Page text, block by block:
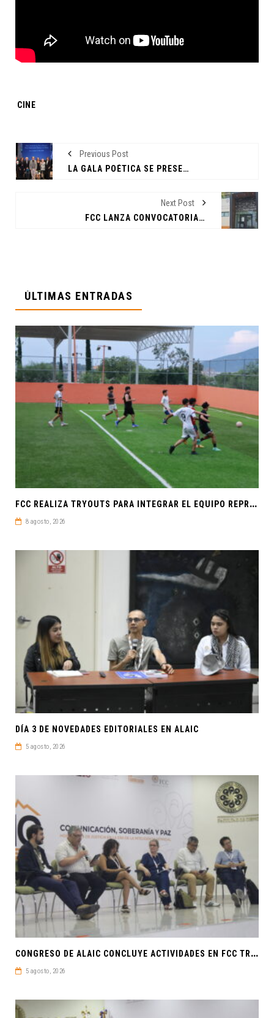
Tags:
CINE
Previous Post
LA GALA POÉTICA SE PRESENTÓ EN LA UANLEER POR CUARTO AÑO CONSECUTIVO
Next Post
FCC LANZA CONVOCATORIA DE POSGRADO 2026 CON MODALIDADES PRESENCIAL Y EN LÍNEA
ÚLTIMAS ENTRADAS
F
CC REALIZA TRYOUTS PARA INTEGRAR EL EQUIPO REPRESENTATIVO DE FÚTBOL SOCCER
8 agosto, 2026
DÍA 3 DE NOVEDADES EDITORIALES EN ALAIC
5 agosto, 2026
C
ONGRESO DE ALAIC CONCLUYE ACTIVIDADES EN FCC TRAS UNA SEMANA LLENA DE CONOCIMIENTO Y REFLEXIÓN
5 agosto, 2026